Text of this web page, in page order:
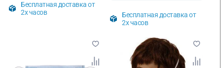
Бесплатная доставка от
2х часов
Бесплатная доставка от
2х часов